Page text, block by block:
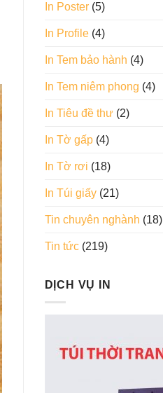
In Poster(5)
In Profile(4)
In Tem bảo hành (4)
In Tem niêm phong (4)
In Tiêu đề thư(2)
In Tờ gấp(4)
In Tờ rơi (18)
In Túi giấy(21)
Tin chuyên nghành (18)
Tin tức(219)
DỊCH VỤ IN